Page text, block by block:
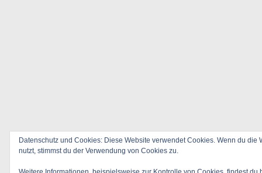
Datenschutz und Cookies: Diese Website verwendet Cookies. Wenn du die
nutzt, stimmst du der Verwendung von Cookies zu.